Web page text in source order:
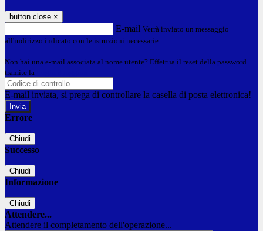
button close ×
E-mail Verrà inviato un messaggio
all'indirizzo indicato con le istruzioni necessarie.
Non hai una e-mail associata al nome utente? Effettua il reset della password
tramite la
E-mail inviata, si prega di controllare la casella di posta elettronica!
Errore
Chiudi
Successo
Chiudi
Informazione
Chiudi
Attendere...
Attendere il completamento dell'operazione...